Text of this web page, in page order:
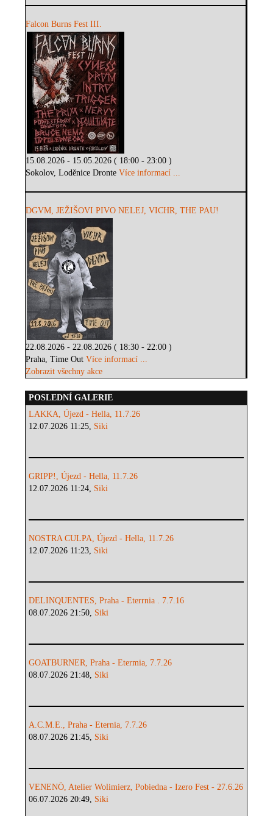
Falcon Burns Fest III.
15.08.2026 - 15.05.2026 ( 18:00 - 23:00 )
Sokolov, Loděnice DronteVíce informací ...
DGVM, JEŽIŠOVI PIVO NELEJ, VICHR, THE PAU!
22.08.2026 - 22.08.2026 ( 18:30 - 22:00 )
Praha, Time OutVíce informací ...
Zobrazit všechny akce
POSLEDNÍ GALERIE
LAKKA, Újezd - Hella, 11.7.26
12.07.2026 11:25, Siki
GRIPP!, Újezd - Hella, 11.7.26
12.07.2026 11:24, Siki
NOSTRA CULPA, Újezd - Hella, 11.7.26
12.07.2026 11:23, Siki
DELINQUENTES, Praha - Eterrnia . 7.7.16
08.07.2026 21:50, Siki
GOATBURNER, Praha - Etermia, 7.7.26
08.07.2026 21:48, Siki
A.C.M.E., Praha - Eternia, 7.7.26
08.07.2026 21:45, Siki
VENENÖ, Atelier Wolimierz, Pobiedna - Izero Fest - 27.6.26
06.07.2026 20:49, Siki